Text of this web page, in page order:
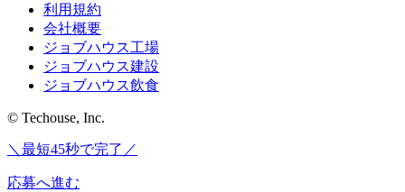
利用規約
会社概要
ジョブハウス工場
ジョブハウス建設
ジョブハウス飲食
© Techouse, Inc.
＼最短45秒で完了／
応募へ進む